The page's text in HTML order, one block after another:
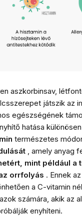
aszkorbinsav,
játszik az
egészségének
hatása
természetes
, amely anyag
mint például a
orrfolyás . Ennek
a C-vitamin
számára, akik az
enyhíteni.